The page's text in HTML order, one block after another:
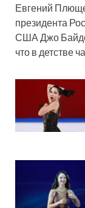
Евгений
президента
США Джо
что в детстве